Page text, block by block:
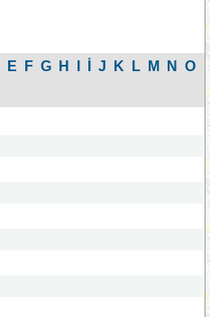
E F G H J K L M N
O